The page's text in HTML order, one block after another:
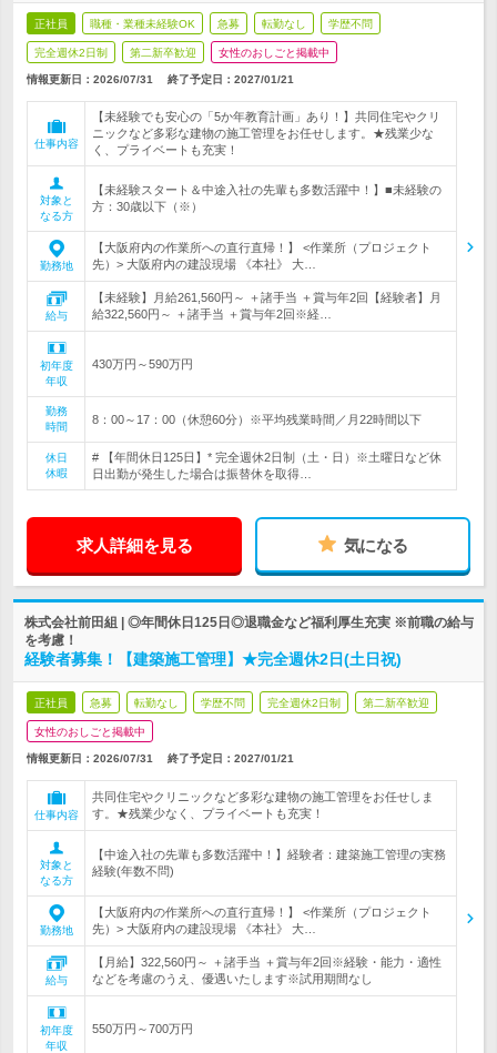
正社員 職種・業種未経験OK 急募 転勤なし 学歴不問
完全週休2日制 第二新卒歓迎 女性のおしごと掲載中
情報更新日：2026/07/31 終了予定日： 2027/01/21
仕事内容
【未経験でも安心の「5か年教育計画」あり！】共同住宅やクリ
ニックなど多彩な建物の施工管理をお任せします。★残業少な
く、プライベートも充実！
対象と
なる方
【未経験スタート＆中途入社の先輩も多数活躍中！】■未経験の
方：30歳以下（※）
勤務地
【大阪府内の作業所への直行直帰！】 <作業所（プロジェクト
先）> 大阪府内の建設現場 《本社》 大…
給与
【未経験】月給261,560円～ ＋諸手当 ＋賞与年2回【経験者】月
給322,560円～ ＋諸手当 ＋賞与年2回※経…
初年度
年収
430万円～590万円
勤務
時間
8：00～17：00（休憩60分）※平均残業時間／月22時間以下
休日
休暇
# 【年間休日125日】* 完全週休2日制（土・日）※土曜日など休
日出勤が発生した場合は振替休を取得…
求人詳細を見る 気になる
株式会社前田組 | ◎年間休日125日◎退職金など福利厚生充実 ※前職の給与
を考慮！
経験者募集！【建築施工管理】★完全週休2日(土日祝)
正社員 急募 転勤なし 学歴不問 完全週休2日制 第二新卒歓迎
女性のおしごと掲載中
情報更新日：2026/07/31 終了予定日： 2027/01/21
仕事内容
共同住宅やクリニックなど多彩な建物の施工管理をお任せしま
す。★残業少なく、プライベートも充実！
対象と
なる方
【中途入社の先輩も多数活躍中！】経験者：建築施工管理の実務
経験(年数不問)
勤務地
【大阪府内の作業所への直行直帰！】 <作業所（プロジェクト
先）> 大阪府内の建設現場 《本社》 大…
給与
【月給】322,560円～ ＋諸手当 ＋賞与年2回※経験・能力・適性
などを考慮のうえ、優遇いたします※試用期間なし
初年度
年収
550万円～700万円